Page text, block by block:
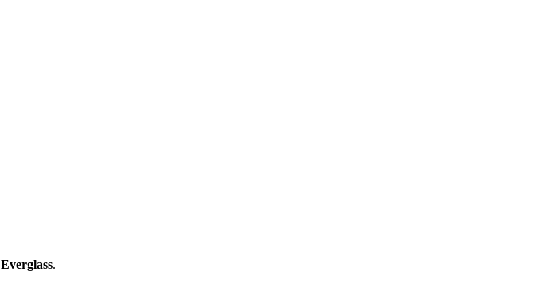
Everglass.